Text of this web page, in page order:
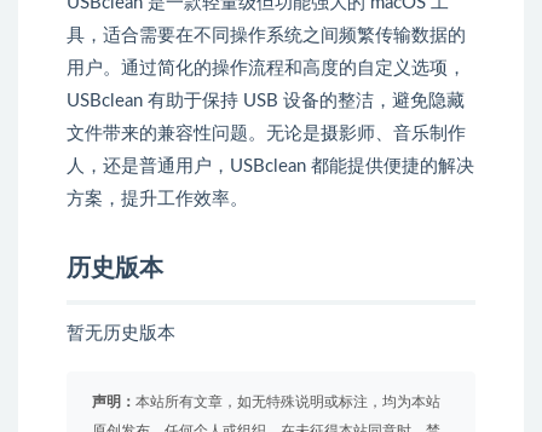
具，适合需要在不同操作系统之间频繁传输数据的
用户。通过简化的操作流程和高度的自定义选项，
USBclean 有助于保持 USB 设备的整洁，避免隐藏
文件带来的兼容性问题。无论是摄影师、音乐制作
人，还是普通用户，USBclean 都能提供便捷的解决
方案，提升工作效率。
历史版本
暂无历史版本
声明： 本站所有文章，如无特殊说明或标注，均为本站